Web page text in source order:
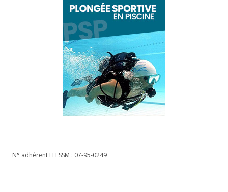
N° adhérent FFESSM : 07-95-0249